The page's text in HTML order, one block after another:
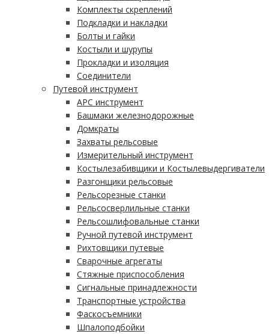
Комплекты скреплений
Подкладки и накладки
Болты и гайки
Костыли и шурупы
Прокладки и изоляция
Соединители
Путевой инструмент
АРС инструмент
Башмаки железнодорожные
Домкраты
Захваты рельсовые
Измерительный инструмент
Костылезабивщики и Костылевыдергиватели
Разгонщики рельсовые
Рельсорезные станки
Рельсосверлильные станки
Рельсошлифовальные станки
Ручной путевой инструмент
Рихтовщики путевые
Сварочные агрегаты
Стяжные приспособления
Сигнальные принадлежности
Транспортные устройства
Фаскосъемники
Шпалоподбойки